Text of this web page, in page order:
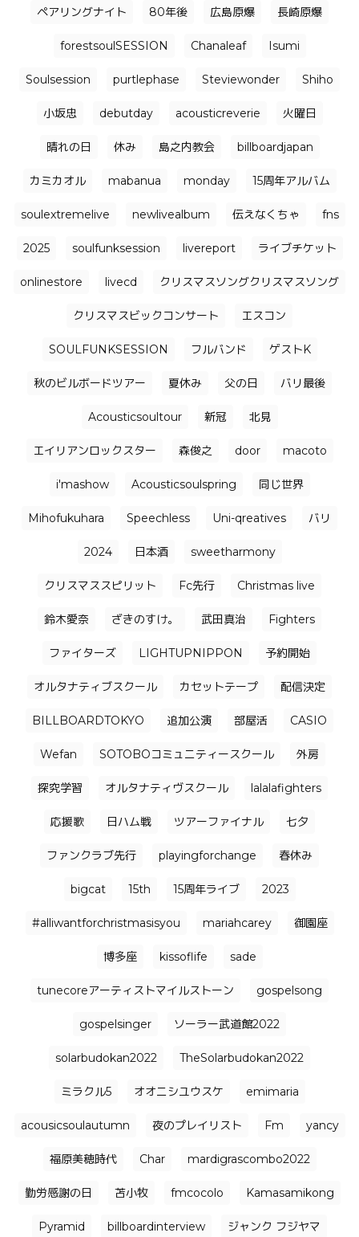
ペアリングナイト 80年後 広島原爆 長崎原爆
forestsoulSESSION Chanaleaf Isumi
Soulsession purtlephase Steviewonder Shiho
小坂忠 debutday acousticreverie 火曜日
晴れの日 休み 島之内教会 billboardjapan
カミカオル mabanua monday 15周年アルバム
soulextremelive newlivealbum 伝えなくちゃ fns
2025 soulfunksession livereport ライブチケット
onlinestore livecd クリスマスソングクリスマスソング
クリスマスビックコンサート エスコン
SOULFUNKSESSION フルバンド ゲストK
秋のビルボードツアー 夏休み 父の日 バリ最後
Acousticsoultour 新冠 北見
エイリアンロックスター 森俊之 door macoto
i'mashow Acousticsoulspring 同じ世界
Mihofukuhara Speechless Uni-qreatives バリ
2024 日本酒 sweetharmony
クリスマススピリット Fc先行 Christmas live
鈴木愛奈 ざきのすけ。 武田真治 Fighters
ファイターズ LIGHTUPNIPPON 予約開始
オルタナティブスクール カセットテープ 配信決定
BILLBOARDTOKYO 追加公演 部屋活 CASIO
Wefan SOTOBOコミュニティースクール 外房
探究学習 オルタナティヴスクール lalalafighters
応援歌 日ハム戦 ツアーファイナル 七夕
ファンクラブ先行 playingforchange 春休み
bigcat 15th 15周年ライブ 2023
#alliwantforchristmasisyou mariahcarey 御園座
博多座 kissoflife sade
tunecoreアーティストマイルストーン gospelsong
gospelsinger ソーラー武道館2022
solarbudokan2022 TheSolarbudokan2022
ミラクル5 オオニシユウスケ emimaria
acousicsoulautumn 夜のプレイリスト Fm yancy
福原美穂時代 Char mardigrascombo2022
勤労感謝の日 苫小牧 fmcocolo Kamasamikong
Pyramid billboardinterview ジャンク フジヤマ